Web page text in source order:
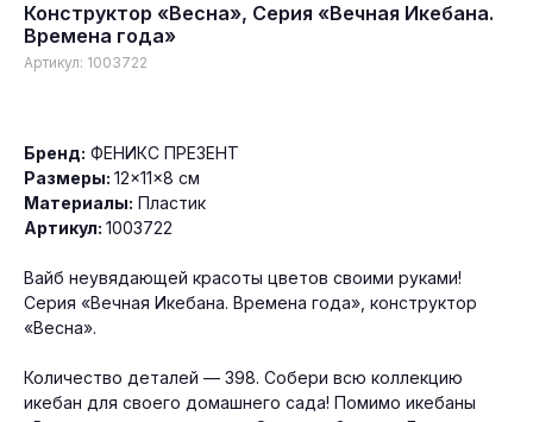
Конструктор «Весна», Серия «Вечная Икебана.
Времена года»
Артикул: 1003722
Бренд: ФЕНИКС ПРЕЗЕНТ
Размеры: 12×11×8 см
Материалы: Пластик
Артикул: 1003722
Вайб неувядающей красоты цветов своими руками!
Серия «Вечная Икебана. Времена года», конструктор
«Весна».
Количество деталей — 398. Собери всю коллекцию
икебан для своего домашнего сада! Помимо икебаны
Гарантия качества продукции
Минимальный заказ от 30 тыс. руб.
Доставка по всей России